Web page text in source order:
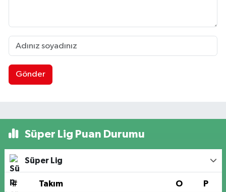
Gönder
Süper Lig Puan Durumu
Süper Lig
# Takım O P